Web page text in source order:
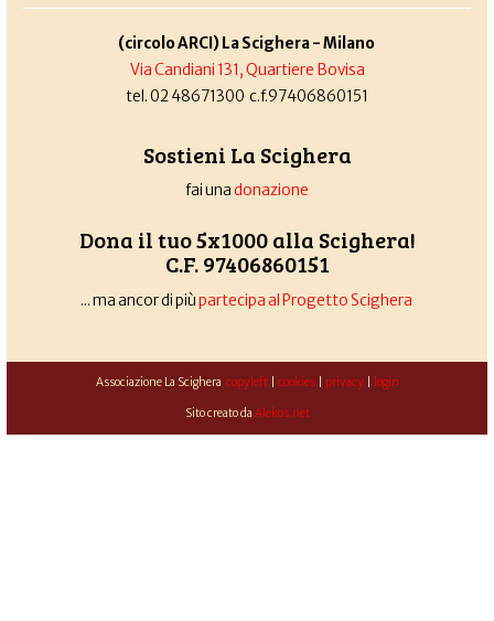
(circolo ARCI) La Scighera - Milano
Via Candiani 131, Quartiere Bovisa
tel. 02 48671300 c.f.97406860151
Sostieni La Scighera
fai unadonazione
Dona il tuo 5x1000 alla Scighera!
C.F. 97406860151
... ma ancor di piùpartecipa al Progetto Scighera
Associazione La Scighera copyleft| cookies| privacy| login
Sito creato da Alekos.net